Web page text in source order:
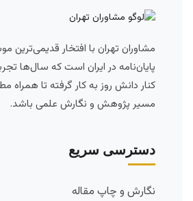
مشاوران تهران با افتخار قدیمی‌ترین
پایان‌نامه در ایران است که سال‌ها
کنار دانش روز به کار گرفته تا همراه
مسیر پژوهش و نگارش علمی باشد.
دسترسی سریع
نگارش و چاپ مقاله